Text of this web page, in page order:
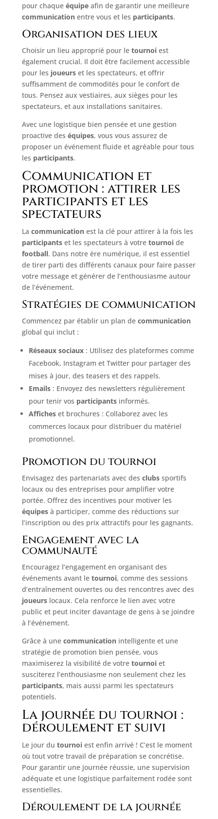
pour chaque équipeafin de garantir une meilleure
communicationentre vous et les participants.
Organisation des lieux
Choisir un lieu approprié pour le tournoiest
également crucial. Il doit être facilement accessible
pour les joueurset les spectateurs, et offrir
suffisamment de commodités pour le confort de
tous. Pensez aux vestiaires, aux sièges pour les
spectateurs, et aux installations sanitaires.
Avec une logistique bien pensée et une gestion
proactive des équipes, vous vous assurez de
proposer un événement fluide et agréable pour tous
les participants.
Communication et
promotion : attirer les
participants et les
spectateurs
La communicationest la clé pour attirer à la fois les
participantset les spectateurs à votre tournoide
football. Dans notre ère numérique, il est essentiel
de tirer parti des différents canaux pour faire passer
votre message et générer de l’enthousiasme autour
de l’événement.
Stratégies de communication
Commencez par établir un plan de communication
global qui inclut :
Réseaux sociaux: Utilisez des plateformes comme
Facebook, Instagram et Twitter pour partager des
mises à jour, des teasers et des rappels.
Emails: Envoyez des newsletters régulièrement
pour tenir vos participantsinformés.
Afficheset brochures : Collaborez avec les
commerces locaux pour distribuer du matériel
promotionnel.
Promotion du tournoi
Envisagez des partenariats avec des clubssportifs
locaux ou des entreprises pour amplifier votre
portée. Offrez des incentives pour motiver les
équipesà participer, comme des réductions sur
l’inscription ou des prix attractifs pour les gagnants.
Engagement avec la
communauté
Encouragez l’engagement en organisant des
événements avant le tournoi, comme des sessions
d’entraînement ouvertes ou des rencontres avec des
joueurslocaux. Cela renforce le lien avec votre
public et peut inciter davantage de gens à se joindre
à l’événement.
Grâce à une communicationintelligente et une
stratégie de promotion bien pensée, vous
maximiserez la visibilité de votre tournoiet
susciterez l’enthousiasme non seulement chez les
participants, mais aussi parmi les spectateurs
potentiels.
La journée du tournoi :
déroulement et suivi
Le jour du tournoiest enfin arrivé ! C’est le moment
où tout votre travail de préparation se concrétise.
Pour garantir une journée réussie, une supervision
adéquate et une logistique parfaitement rodée sont
essentielles.
Déroulement de la journée